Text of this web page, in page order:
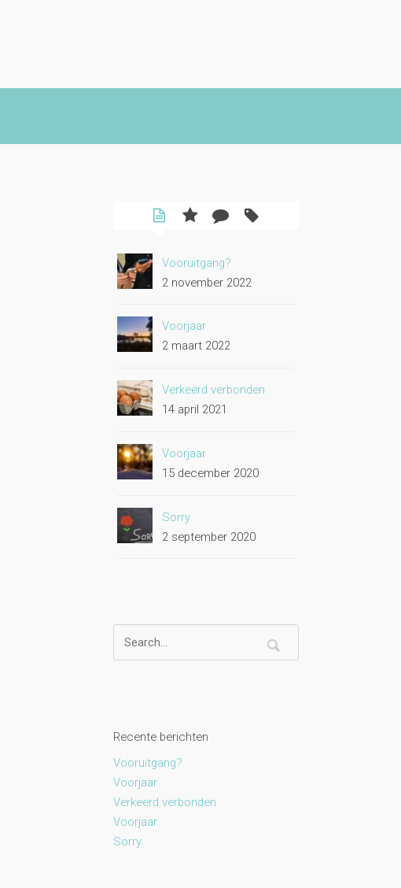
Vooruitgang?
2 november 2022
Voorjaar
2 maart 2022
Verkeerd verbonden
14 april 2021
Voorjaar
15 december 2020
Sorry
2 september 2020
Recente berichten
Vooruitgang?
Voorjaar
Verkeerd verbonden
Voorjaar
Sorry